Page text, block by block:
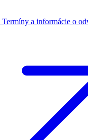
Termíny a informácie o